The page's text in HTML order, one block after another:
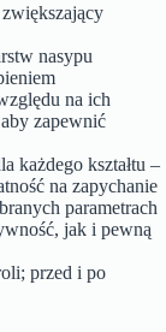
nasypu
na ich
zapewnić
każdego kształtu –
na zapychanie
parametrach
jak i pewną
przed i po